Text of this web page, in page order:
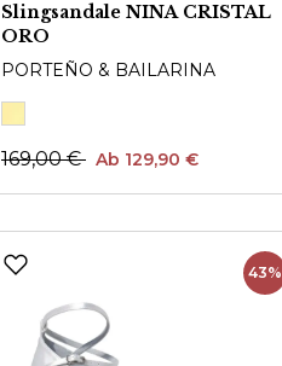
Slingsandale NINA CRISTAL
ORO
PORTEÑO & BAILARINA
169,00 € Ab 129,90 €
43%